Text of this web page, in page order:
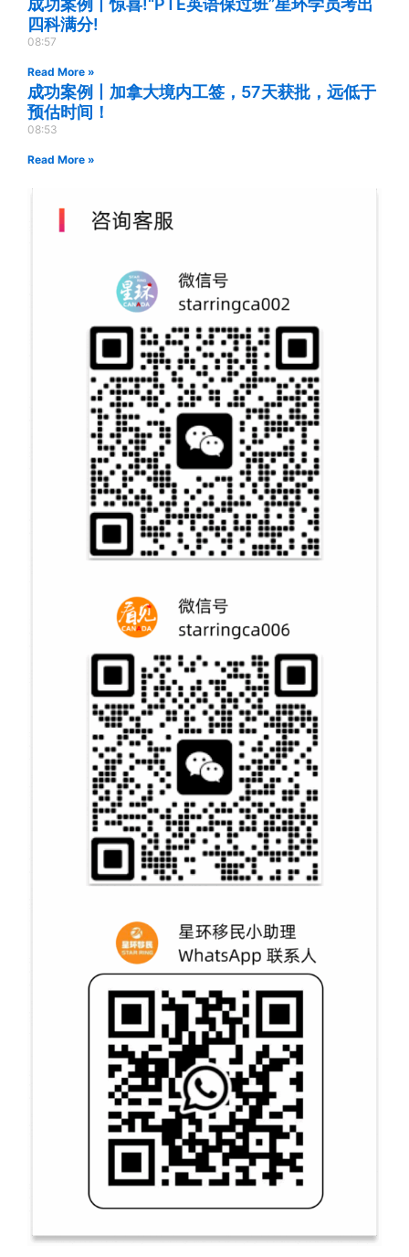
成功案例丨惊喜!“PTE英语保过班”星环学员考出
四科满分!
08:57
Read More »
成功案例丨加拿大境内工签，57天获批，远低于
预估时间！
08:53
Read More »